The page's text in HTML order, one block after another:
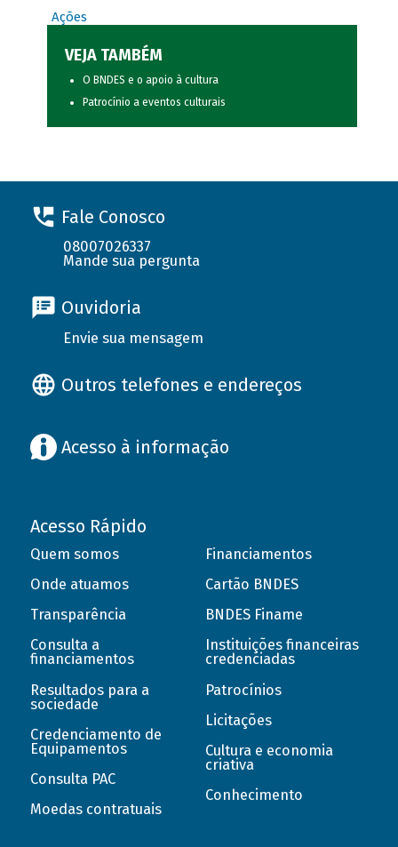
Ações
VEJA TAMBÉM
O BNDES e o apoio à cultura
Patrocínio a eventos culturais
Fale Conosco
08007026337
Mande sua pergunta
Ouvidoria
Envie sua mensagem
Outros telefones e endereços
Acesso à informação
Acesso Rápido
Quem somos
Onde atuamos
Transparência
Consulta a
financiamentos
Resultados para a
sociedade
Credenciamento de
Equipamentos
Consulta PAC
Moedas contratuais
Financiamentos
Cartão BNDES
BNDES Finame
Instituições financeiras
credenciadas
Patrocínios
Licitações
Cultura e economia
criativa
Conhecimento